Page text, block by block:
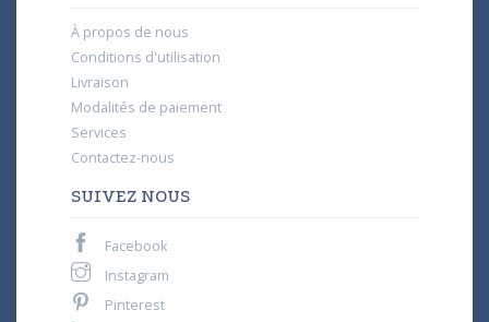
À propos de nous
Conditions d'utilisation
Livraison
Modalités de paiement
Services
Contactez-nous
SUIVEZ NOUS
Facebook
Instagram
Pinterest